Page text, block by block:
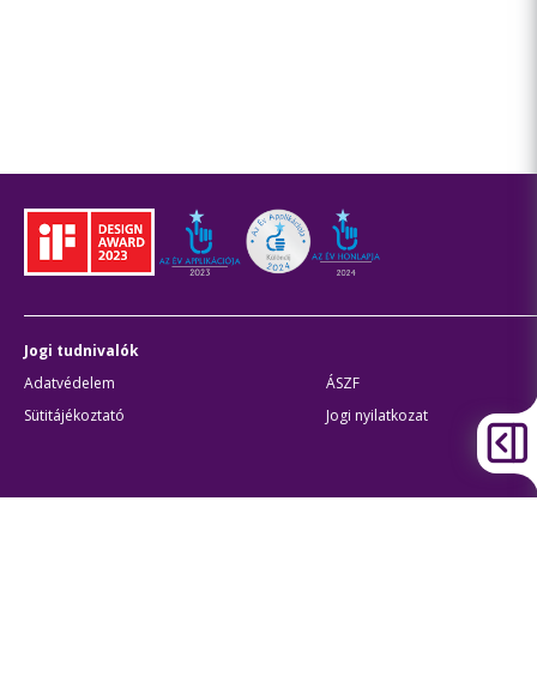
Jogi tudnivalók
Adatvédelem
ÁSZF
Sütitájékoztató
Jogi nyilatkozat